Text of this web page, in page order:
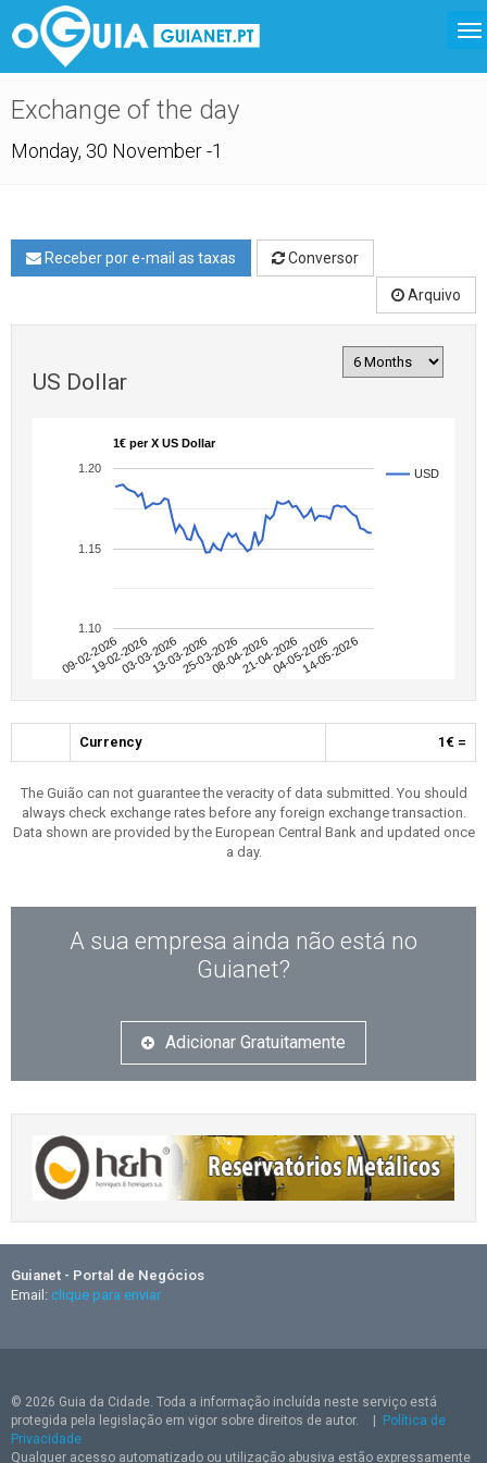
Exchange of the day
Monday, 30 November -1
Receber por e-mail as taxas Conversor
Arquivo
US Dollar
1€ per X US Dollar
USD
09-02-202619-02-202603-03-202613-03-202625-03-202608-04-202621-04-202604-05-202614-05-2026
1.10
1.15
1.20
Currency 1€ =
The Guião can not guarantee the veracity of data submitted. You should
always check exchange rates before any foreign exchange transaction.
Data shown are provided by the European Central Bank and updated once
a day.
A sua empresa ainda não está no
Guianet?
Adicionar Gratuitamente
Guianet - Portal de Negócios
Email: clique para enviar
© 2026 Guia da Cidade. Toda a informação incluída neste serviço está
protegida pela legislação em vigor sobre direitos de autor.
Política de
Privacidade
Qualquer acesso automatizado ou utilização abusiva estão expressamente